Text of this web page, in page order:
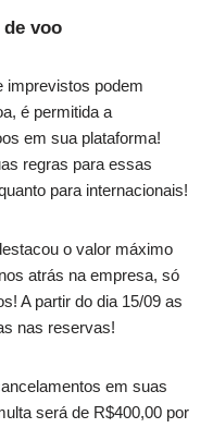
de voo
imprevistos podem
é permitida a
em sua plataforma!
regras para essas
para internacionais!
o valor máximo
atrás na empresa, só
A partir do dia 15/09 as
nas reservas!
em suas
será de R$400,00 por